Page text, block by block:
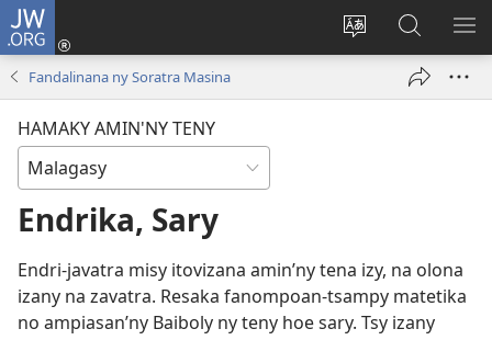
JW.ORG
Hiova
Hiditra
(manokatra
ato
Amin’ny
Fandalinana ny Soratra Masina
HAMAKY AMIN'NY TENY
Endrika, Sary
Endri-javatra misy itovizana amin’ny tena izy, na olona
izany na zavatra. Resaka fanompoan-tsampy matetika
no ampiasan’ny Baiboly ny teny hoe sary. Tsy izany